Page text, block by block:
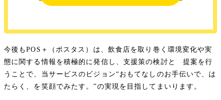
今後もPOS＋（ポスタス）は、飲食店を取り巻く環境変化や実
態に関する情報を積極的に発信し、支援策の検討と 提案を行
うことで、当サービスのビジョン“おもてなしのお手伝いで、は
たらく、を笑顔でみたす。”の実現を目指してまいります。